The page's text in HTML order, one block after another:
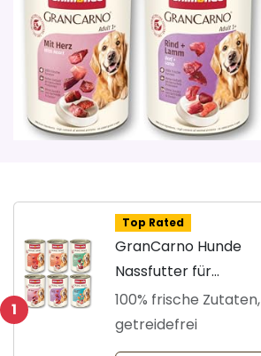
1
Top Rated
GranCarno Hunde
Nassfutter für
Erwachsene
100% frische Zutaten,
getreidefrei